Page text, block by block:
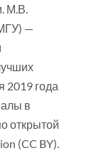
М.В.
—
2019 года
в
открытой
(CC BY).